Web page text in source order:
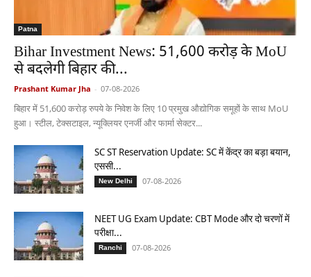
Patna
Bihar Investment News: 51,600 करोड़ के MoU
से बदलेगी बिहार की...
Prashant Kumar Jha - 07-08-2026
बिहार में 51,600 करोड़ रुपये के निवेश के लिए 10 प्रमुख औद्योगिक समूहों के साथ MoU
हुआ। स्टील, टेक्सटाइल, न्यूक्लियर एनर्जी और फार्मा सेक्टर...
SC ST Reservation Update: SC में केंद्र का बड़ा बयान,
एससी...
New Delhi 07-08-2026
NEET UG Exam Update: CBT Mode और दो चरणों में
परीक्षा...
Ranchi 07-08-2026